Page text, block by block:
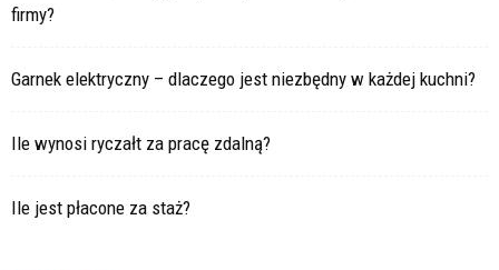
firmy?
Garnek elektryczny – dlaczego jest niezbędny w każdej kuchni?
Ile wynosi ryczałt za pracę zdalną?
Ile jest płacone za staż?